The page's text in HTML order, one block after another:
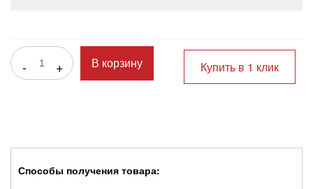
- + В корзину Купить в 1 клик
Способы получения товара: